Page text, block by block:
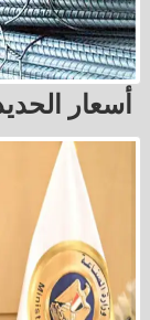
أسعار الحديد